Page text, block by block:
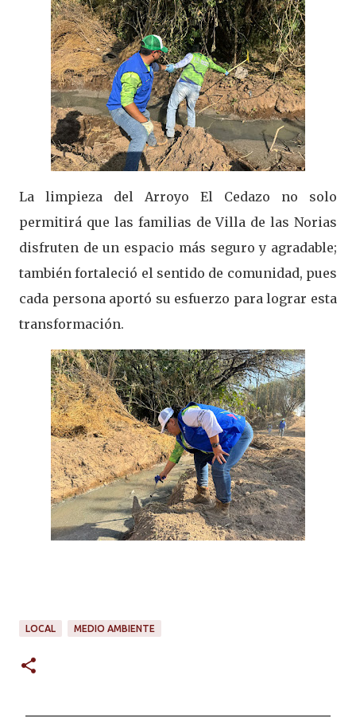
La limpieza del Arroyo El Cedazo no solo
permitirá que las familias de Villa de las Norias
disfruten de un espacio más seguro y agradable;
también fortaleció el sentido de comunidad, pues
cada persona aportó su esfuerzo para lograr esta
transformación.
LOCAL MEDIO AMBIENTE